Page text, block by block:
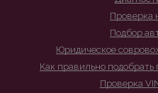
Проверка
Подбор
Юридическое
Как правильно
Проверка